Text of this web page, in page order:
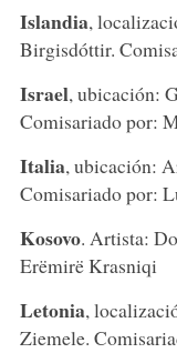
Islandia,
Birgisdóttir.
Israel, ubicación:
Comisariado por:
Italia, ubicación:
Comisariado por:
Kosovo. Artista:
Erëmirë Krasniqi
Letonia,
Ziemele.